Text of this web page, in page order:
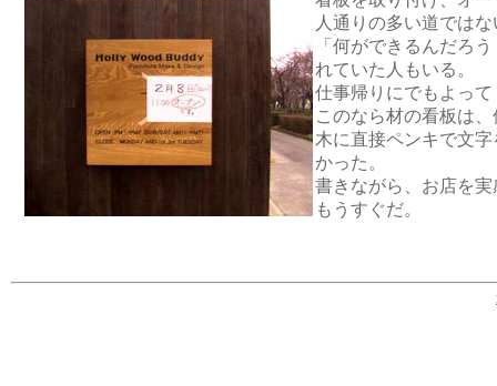
人通りの多い道では
「何ができるんだろ
れていた人もいる。
仕事帰りにでもよっ
このなら材の看板は
木に直接ペンキで文
かった。
書きながら、お店を
もうすぐだ。